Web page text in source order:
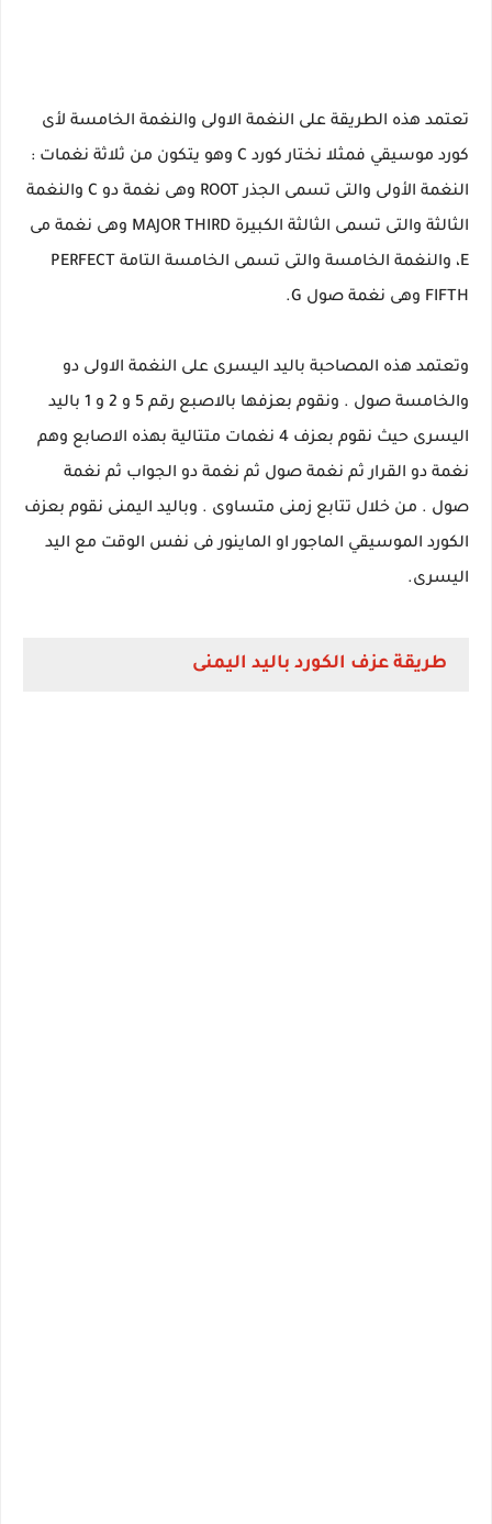
تعتمد هذه الطريقة على النغمة الاولى والنغمة الخامسة لأى
كورد موسيقي فمثلا نختار كورد C وهو يتكون من ثلاثة نغمات :
النغمة الأولى والتى تسمى الجذر ROOT وهى نغمة دو C والنغمة
الثالثة والتى تسمى الثالثة الكبيرة MAJOR THIRD وهى نغمة مى
E، والنغمة الخامسة والتى تسمى الخامسة التامة PERFECT
FIFTH وهى نغمة صول G.
وتعتمد هذه المصاحبة باليد اليسرى على النغمة الاولى دو
والخامسة صول . ونقوم بعزفها بالاصبع رقم 5 و 2 و 1 باليد
اليسرى حيث نقوم بعزف 4 نغمات متتالية بهذه الاصابع وهم
نغمة دو القرار ثم نغمة صول ثم نغمة دو الجواب ثم نغمة
صول . من خلال تتابع زمنى متساوى . وباليد اليمنى نقوم بعزف
الكورد الموسيقي الماجور او الماينور فى نفس الوقت مع اليد
اليسرى.
طريقة عزف الكورد باليد اليمنى